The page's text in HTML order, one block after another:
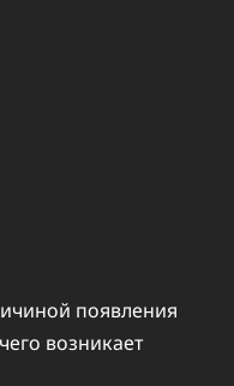
появления
возникает